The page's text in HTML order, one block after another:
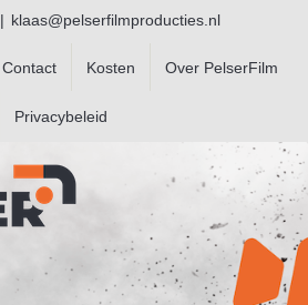
| klaas@pelserfilmproducties.nl
Contact Kosten Over PelserFilm
Privacybeleid